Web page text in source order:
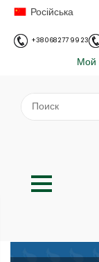
Російська
+38 068 277 99 23
Мой